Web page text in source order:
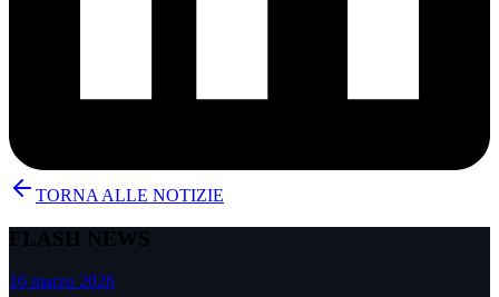
TORNA ALLE NOTIZIE
FLASH NEWS
16 marzo 2026